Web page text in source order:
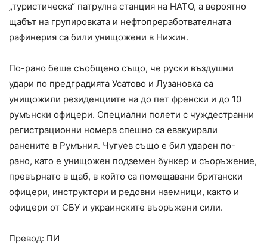
„туристическа“ патрулна станция на НАТО, а вероятно
щабът на групировката и нефтопреработвателната
рафинерия са били унищожени в Нижин.
По-рано беше съобщено също, че руски въздушни
удари по предградията Усатово и Лузановка са
унищожили резиденциите на до пет френски и до 10
румънски офицери. Специални полети с чуждестранни
регистрационни номера спешно са евакуирали
ранените в Румъния. Чугуев също е бил ударен по-
рано, като е унищожен подземен бункер и съоръжение,
превърнато в щаб, в който са помещавани британски
офицери, инструктори и редовни наемници, както и
офицери от СБУ и украинските въоръжени сили.
Превод: ПИ